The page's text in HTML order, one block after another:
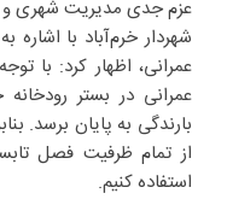
عزم جدی مدیریت شهری
شهردار خرم‌آباد با
عمرانی، اظهار کرد: با
عمرانی در بستر
بارندگی به پایان برسد.
از تمام ظرفیت فصل
استفاده کنیم.